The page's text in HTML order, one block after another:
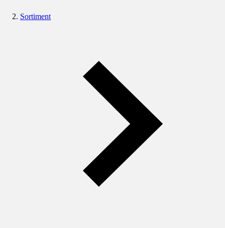
Sortiment